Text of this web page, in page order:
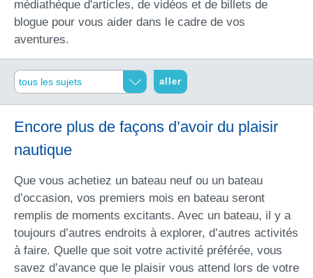
médiathèque d'articles, de vidéos et de billets de
blogue pour vous aider dans le cadre de vos
aventures.
aller
Encore plus de façons d’avoir du plaisir
nautique
Que vous achetiez un bateau neuf ou un bateau
d’occasion, vos premiers mois en bateau seront
remplis de moments excitants. Avec un bateau, il y a
toujours d’autres endroits à explorer, d’autres activités
à faire. Quelle que soit votre activité préférée, vous
savez d’avance que le plaisir vous attend lors de votre